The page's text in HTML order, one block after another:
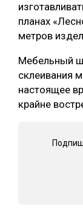
ЛЕСОПИЛЕНИЕ
ДЕРЕВЯННОЕ
СОРТИРОВКА
СУШКА
планах
метров
Мебельный
склеивания
настоящее
крайне